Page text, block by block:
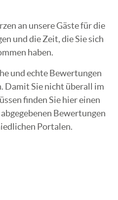
an unsere Gäste für die
und die Zeit, die Sie sich
haben.
und echte Bewertungen
Damit Sie nicht überall im
finden Sie hier einen
Bewertungen
Portalen.